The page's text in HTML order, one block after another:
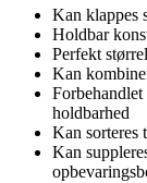
Kan klappes
Holdbar
Perfekt
Kan
holdbarhed
Kan sorteres
Kan